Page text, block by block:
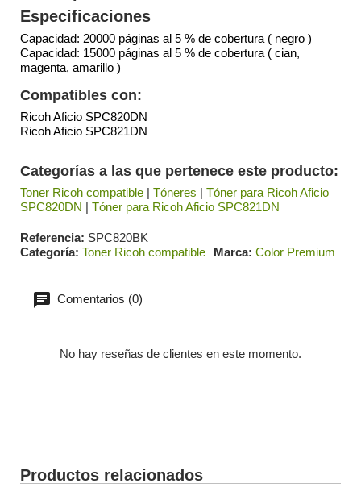
Especificaciones
Capacidad: 20000 páginas al 5 % de cobertura ( negro )
Capacidad: 15000 páginas al 5 % de cobertura ( cian,
magenta, amarillo )
Compatibles con:
Ricoh Aficio SPC820DN
Ricoh Aficio SPC821DN
Categorías a las que pertenece este producto:
Toner Ricoh compatible | Tóneres | Tóner para Ricoh Aficio
SPC820DN | Tóner para Ricoh Aficio SPC821DN
Referencia SPC820BK
Categoría Toner Ricoh compatible Marca Color Premium
Comentarios (0)
No hay reseñas de clientes en este momento.
Productos relacionados